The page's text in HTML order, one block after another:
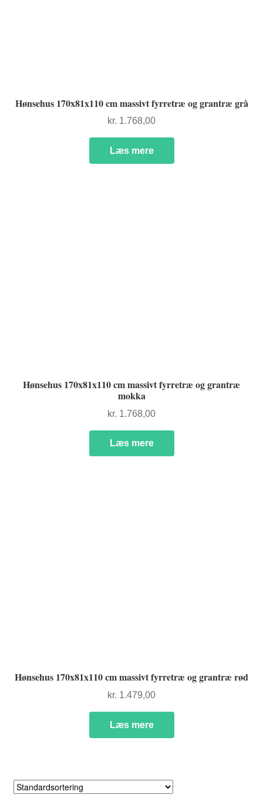
Hønsehus 170x81x110 cm massivt fyrretræ og grantræ grå
kr. 1.768,00
Læs mere
Hønsehus 170x81x110 cm massivt fyrretræ og grantræ
mokka
kr. 1.768,00
Læs mere
Hønsehus 170x81x110 cm massivt fyrretræ og grantræ rød
kr. 1.479,00
Læs mere